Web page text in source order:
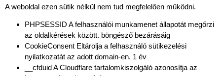
A weboldal ezen sütik nélkül nem tud megfelelően működni.
PHPSESSID A felhasználói munkamenet állapotát megőrzi
az oldalkérések között. böngésző bezárásáig
CookieConsent Eltárolja a felhasználó sütikezelési
nyilatkozatát az adott domain-en. 1 év
__cfduid A Cloudflare tartalomkiszolgáló azonosítja az